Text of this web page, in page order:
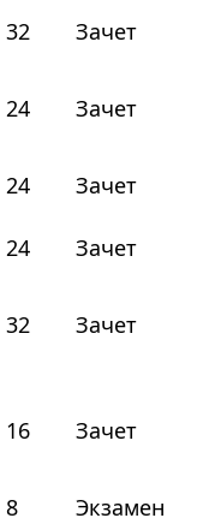
32 Зачет
24 Зачет
24 Зачет
24 Зачет
32 Зачет
16 Зачет
8
Экзамен